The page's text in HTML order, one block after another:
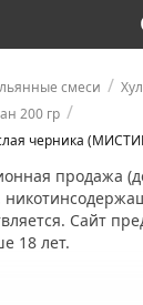
смеси /
200 гр /
черника
продажа
Сайт
18 лет.